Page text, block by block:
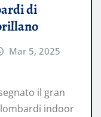
di
Mar 5, 2025
il gran
indoor